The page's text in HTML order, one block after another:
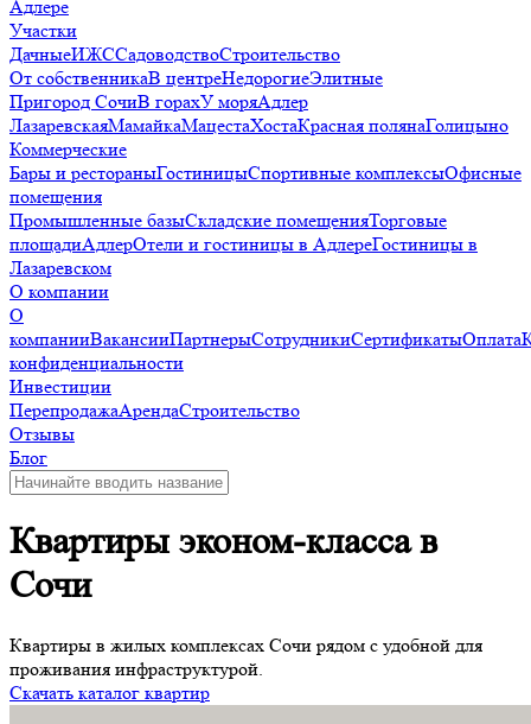
Адлере
Участки
ДачныеИЖССадоводствоСтроительство
От собственникаВ центреНедорогиеЭлитные
Пригород СочиВ горахУ моряАдлер
ЛазаревскаяМамайкаМацестаХостаКрасная полянаГолицыно
Коммерческие
Бары и рестораныГостиницыСпортивные комплексыОфисные
помещения
Промышленные базыСкладские помещенияТорговые
площадиАдлерОтели и гостиницы в АдлереГостиницы в
Лазаревском
О компании
О
компанииВакансииПартнерыСотрудникиСертификатыОплата
конфиденциальности
Инвестиции
ПерепродажаАрендаСтроительство
Отзывы
Блог
Квартиры эконом-класса в
Сочи
Квартиры в жилых комплексах Сочи рядом с удобной для
проживания инфраструктурой.
Скачать каталог квартир